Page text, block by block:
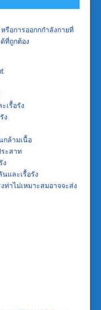
รือการออกกกำลังกายที่
ที่ถูกต้อง
เรื้อรัง
ง
กล้ามเนื้อ
ะสาท
ง
และเรื้อรัง
ท่าไม่เหมาะสมอาจจะส่ง